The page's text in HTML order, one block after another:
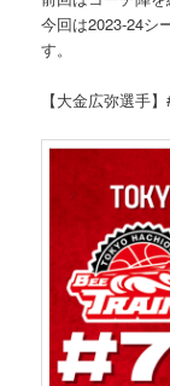
今回は2023-24シ
す。
【大金広弥選手